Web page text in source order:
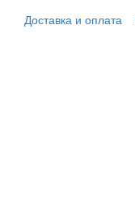
Доставка и оплата